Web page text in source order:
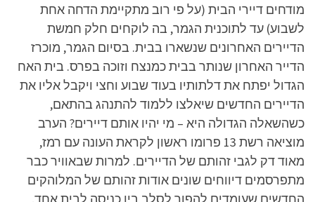
מודחים דיירי הבית (על פי רוב מתקיימת הדחה אחת
לשבוע) עד לתוכנית הגמר, בה לוקחים חלק חמשת
הדיירים האחרונים שנשארו בבית. בסיום הגמר, מוכרז
הדייר האחרון שנותר בבית כמנצח וזוכה בפרס. בית האח
הגדול יפתח את דלתותיו בעוד שבוע וחצי ויקבל אליו את
הדיירים החדשים שיאלצו ללמוד להתנהג בהתאם,
כשהשאלה הגדולה היא – מי יהיו אותם דיירים? הערב
מוציאה רשת 13 פרומו ראשון לקראת העונה עם רמז,
מאוד דק לגבי זהותם של הדיירים. למרות שבאוויר כבר
מתפרסמים דיווחים שונים אודות זהותם של המלוהקים
החדשים שעומדים להפוך לסלב בין כניסה לבית אחד,